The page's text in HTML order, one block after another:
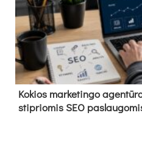
Kokios marketingo
stipriomis SEO